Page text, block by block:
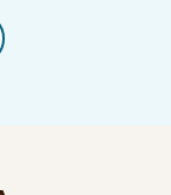
ですか？